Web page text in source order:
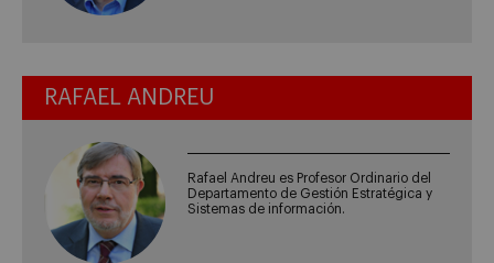
RAFAEL ANDREU
Rafael Andreu es Profesor Ordinario del
Departamento de Gestión Estratégica y
Sistemas de información.